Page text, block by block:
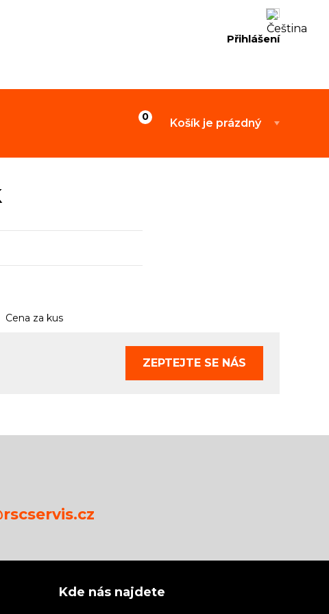
Přihlášení
Košík je prázdný
Cena za kus
ZEPTEJTE SE NÁS
Kde nás najdete